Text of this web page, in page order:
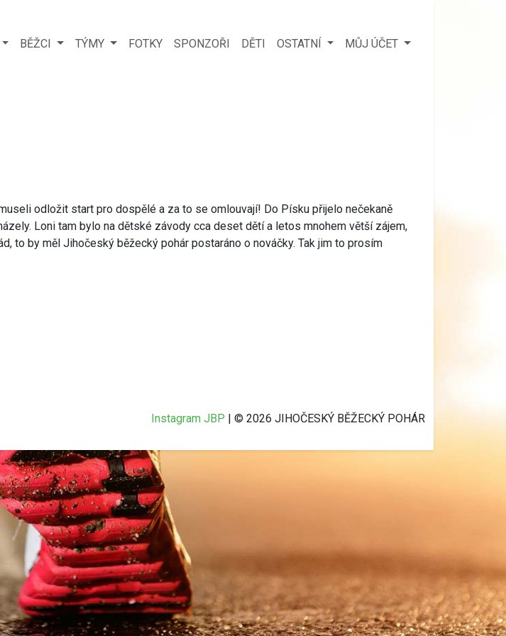
BĚŽCI TÝMY FOTKY SPONZOŘI DĚTI OSTATNÍ MŮJ ÚČET
odložit start pro dospělé a za to se omlouvají! Do Písku přijelo nečekaně
Loni tam bylo na dětské závody cca deset dětí a letos mnohem větší zájem,
to by měl Jihočeský běžecký pohár postaráno o nováčky. Tak jim to prosím
Instagram JBP | © 2026 JIHOČESKÝ BĚŽECKÝ POHÁR